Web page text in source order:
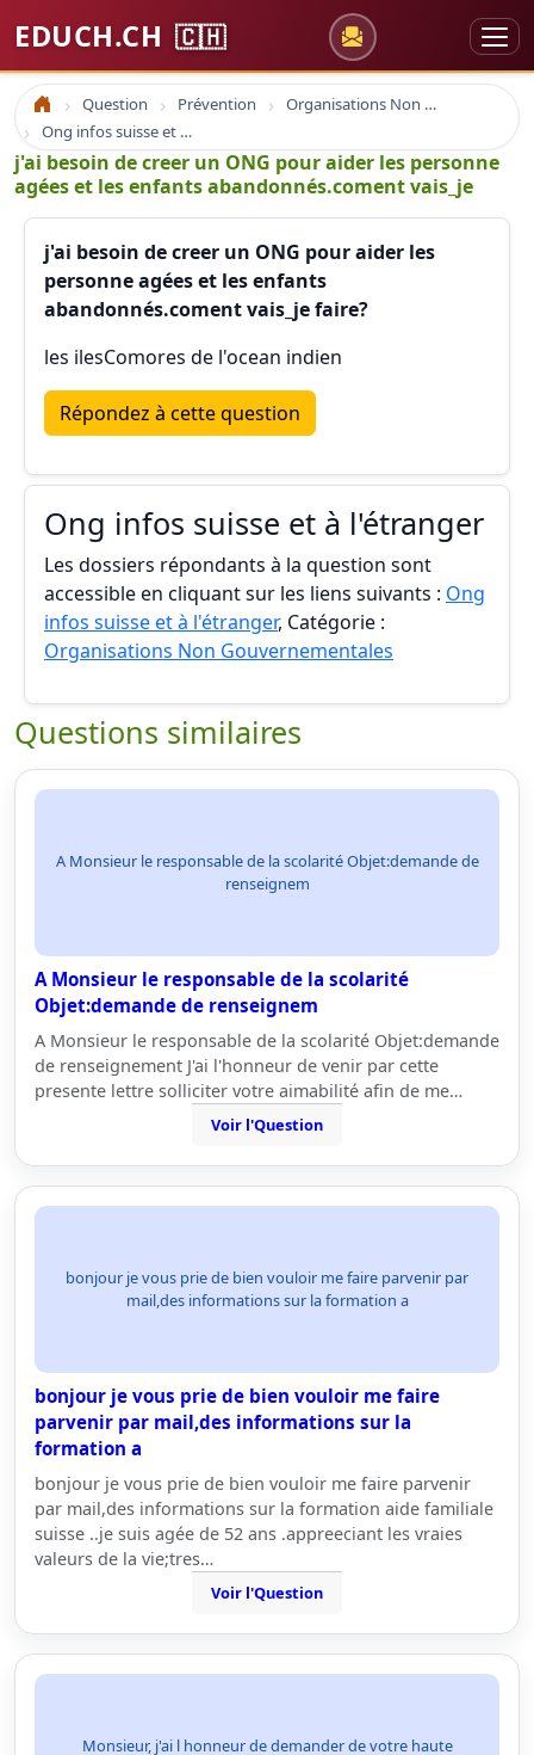
EDUCH.CH 🇨🇭
Accueil Question Prévention
Organisations Non Gouvernementales
Ong infos suisse et à l'étranger
j'ai besoin de creer un ONG pour aider les personne
agées et les enfants abandonnés.coment vais_je
j'ai besoin de creer un ONG pour aider les
personne agées et les enfants
abandonnés.coment vais_je faire?
les ilesComores de l'ocean indien
Répondez à cette question
Ong infos suisse et à l'étranger
Les dossiers répondants à la question sont
accessible en cliquant sur les liens suivants : Ong
infos suisse et à l'étranger, Catégorie :
Organisations Non Gouvernementales
Questions similaires
A Monsieur le responsable de la scolarité Objet:demande de
renseignem
A Monsieur le responsable de la scolarité
Objet:demande de renseignem
A Monsieur le responsable de la scolarité Objet:demande
de renseignement J'ai l'honneur de venir par cette
presente lettre solliciter votre aimabilité afin de me…
Voir l'Question
bonjour je vous prie de bien vouloir me faire parvenir par
mail,des informations sur la formation a
bonjour je vous prie de bien vouloir me faire
parvenir par mail,des informations sur la
formation a
bonjour je vous prie de bien vouloir me faire parvenir
par mail,des informations sur la formation aide familiale
suisse ..je suis agée de 52 ans .appreeciant les vraies
valeurs de la vie;tres…
Voir l'Question
Monsieur, j'ai l honneur de demander de votre haute